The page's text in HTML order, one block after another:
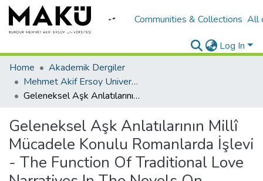
Communities & Collections All
Log In
Home
Akademik Dergiler
Mehmet Akif Ersoy University Journal of Social Sciences Institute
Geleneksel Aşk Anlatılarının Millî Mücadele Konulu Romanlarda İşlevi - The Function Of Traditional Love Narratives In The Novels On National Struggle
Geleneksel Aşk Anlatılarının Millî
Mücadele Konulu Romanlarda İşlevi
- The Function Of Traditional Love